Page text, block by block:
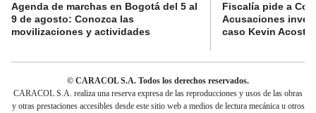
Agenda de marchas en Bogotá del 5 al
9 de agosto: Conozca las
movilizaciones y actividades
Fiscalía pide a
Acusaciones
caso Kevin Acosta
© CARACOL S.A. Todos los derechos reservados.
CARACOL S.A. realiza una reserva expresa de las reproducciones y usos de las obras
y otras prestaciones accesibles desde este sitio web a medios de lectura mecánica u otros